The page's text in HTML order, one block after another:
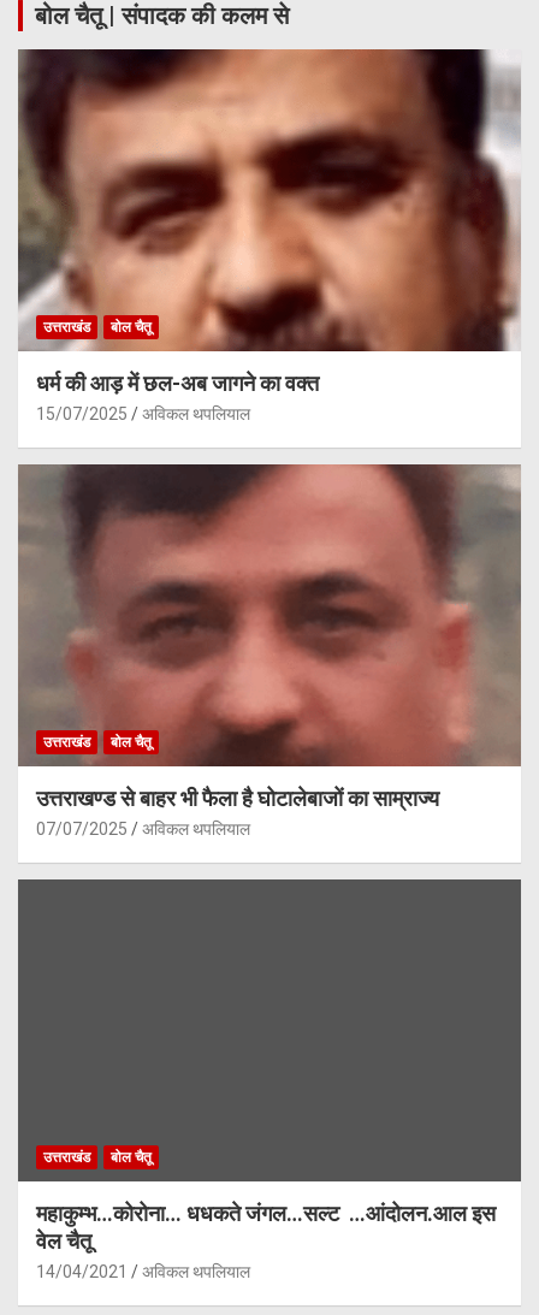
बोल चैतू | संपादक की कलम से
उत्तराखंड बोल चैतू
धर्म की आड़ में छल-अब जागने का वक्त
15/07/2025 अविकल थपलियाल
उत्तराखंड बोल चैतू
उत्तराखण्ड से बाहर भी फैला है घोटालेबाजों का साम्राज्य
07/07/2025 अविकल थपलियाल
उत्तराखंड बोल चैतू
महाकुम्भ…कोरोना… धधकते जंगल…सल्ट …आंदोलन.आल इस
वेल चैतू
14/04/2021 अविकल थपलियाल